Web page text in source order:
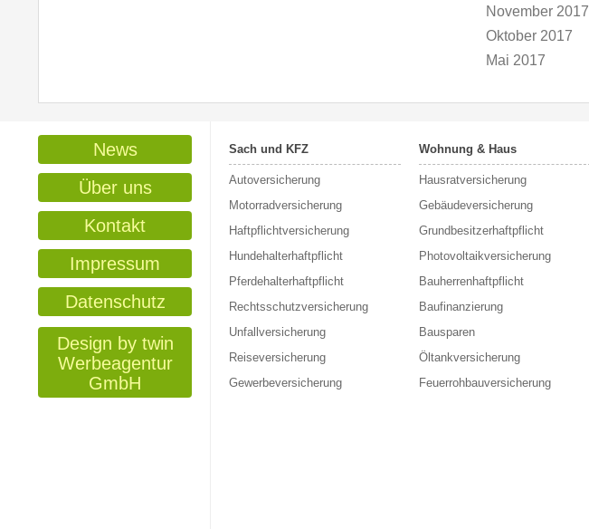
November 2017
Oktober 2017
Mai 2017
News
Über uns
Kontakt
Impressum
Datenschutz
Design by twin
Werbeagentur
GmbH
Sach und KFZ
Autoversicherung
Motorradversicherung
Haftpflichtversicherung
Hundehalterhaftpflicht
Pferdehalterhaftpflicht
Rechtsschutzversicherung
Unfallversicherung
Reiseversicherung
Gewerbeversicherung
Wohnung & Haus
Hausratversicherung
Gebäudeversicherung
Grundbesitzerhaftpflicht
Photovoltaikversicherung
Bauherrenhaftpflicht
Baufinanzierung
Bausparen
Öltankversicherung
Feuerrohbauversicherung